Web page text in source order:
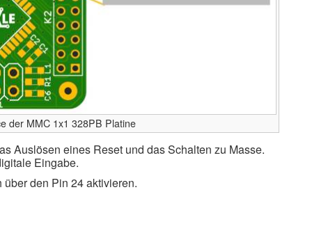
der MMC 1x1 328PB Platine
Auslösen eines Reset und das Schalten zu Masse.
Eingabe.
den Pin 24 aktivieren.